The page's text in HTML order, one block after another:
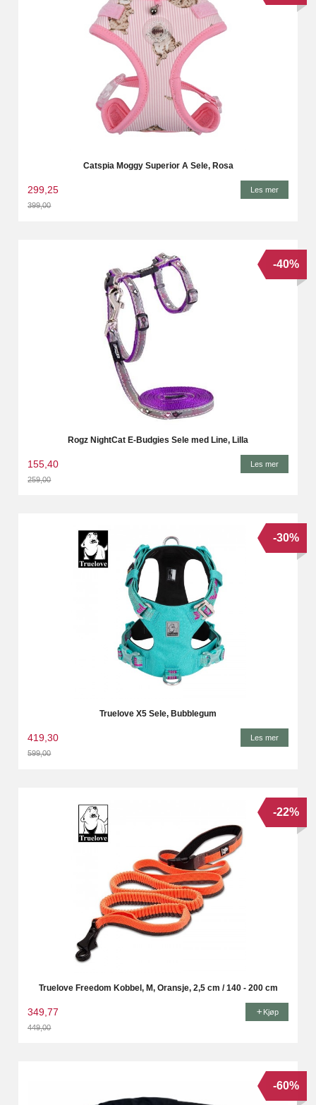
Catspia Moggy Superior A Sele, Rosa
299,25
399,00
Les mer
Rogz NightCat E-Budgies Sele med Line, Lilla
155,40
259,00
-40%
Les mer
Truelove X5 Sele, Bubblegum
419,30
599,00
-30%
Les mer
Truelove Freedom Kobbel, M, Oransje, 2,5 cm / 140 - 200 cm
349,77
449,00
-22%
Kjøp
-60%